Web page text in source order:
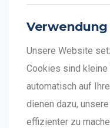
Unsere Website
Cookies sind
automatisch auf
dienen dazu,
effizienter zu